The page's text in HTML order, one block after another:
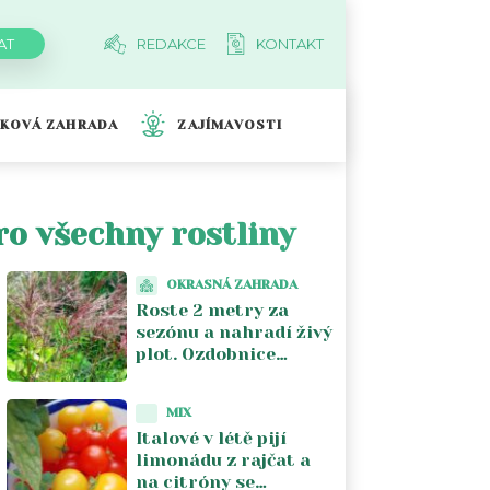
REDAKCE KONTAKT
ZAHRADA ZAJÍMAVOSTI
všechny rostliny
OKRASNÁ ZAHRADA
Roste 2 metry za
sezónu a nahradí živý
plot. Ozdobnice
nikdy nedokážou
MIX
Italové v létě pijí
limonádu z rajčat a
na citróny se